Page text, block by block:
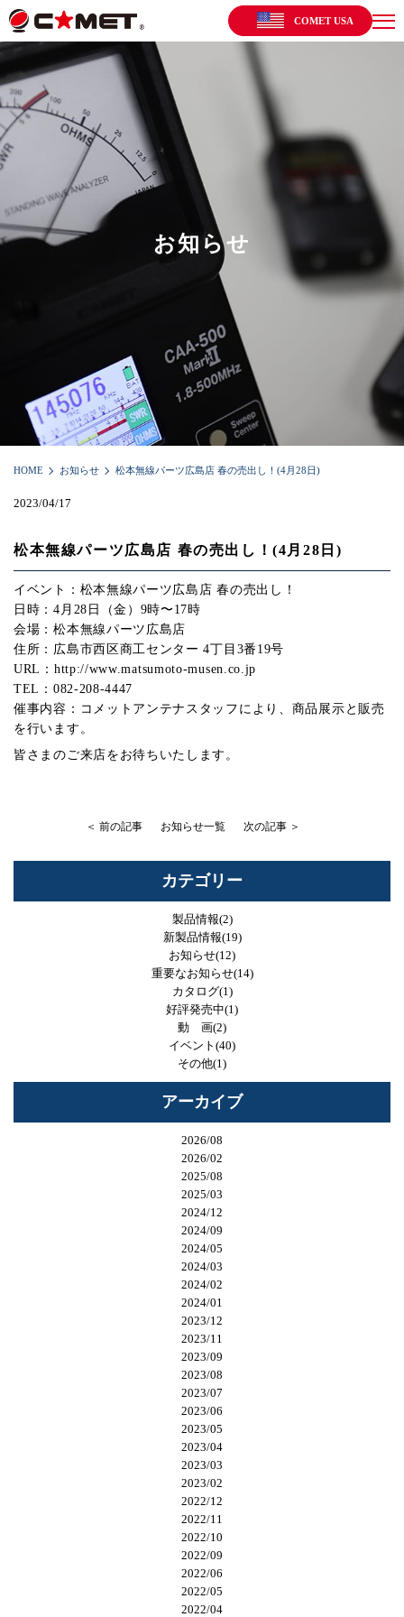
COMET USA
お知らせ
HOME お知らせ 松本無線パーツ広島店 春の売出し！(4月28日)
2023/04/17
松本無線パーツ広島店 春の売出し！(4月28日)
イベント：松本無線パーツ広島店 春の売出し！
日時：4月28日（金）9時〜17時
会場：松本無線パーツ広島店
住所：広島市西区商工センター 4丁目3番19号
URL：http://www.matsumoto-musen.co.jp
TEL：082-208-4447
催事内容：コメットアンテナスタッフにより、商品展示と販売
を行います。
皆さまのご来店をお待ちいたします。
＜ 前の記事 お知らせ一覧 次の記事 ＞
カテゴリー
製品情報(2)
新製品情報(19)
お知らせ(12)
重要なお知らせ(14)
カタログ(1)
好評発売中(1)
動 画(2)
イベント(40)
その他(1)
アーカイブ
2026/08
2026/02
2025/08
2025/03
2024/12
2024/09
2024/05
2024/03
2024/02
2024/01
2023/12
2023/11
2023/09
2023/08
2023/07
2023/06
2023/05
2023/04
2023/03
2023/02
2022/12
2022/11
2022/10
2022/09
2022/06
2022/05
2022/04